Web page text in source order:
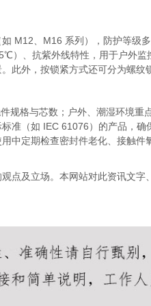
M12、M16 系列），防护等级
、抗紫外线特性，用于户外监
外，按锁紧方式还可分为螺纹
规格与芯数；户外、潮湿环境
准（如 IEC 61076）的产品，
中定期检查密封件老化、接触
点及立场。本网站对此资讯文